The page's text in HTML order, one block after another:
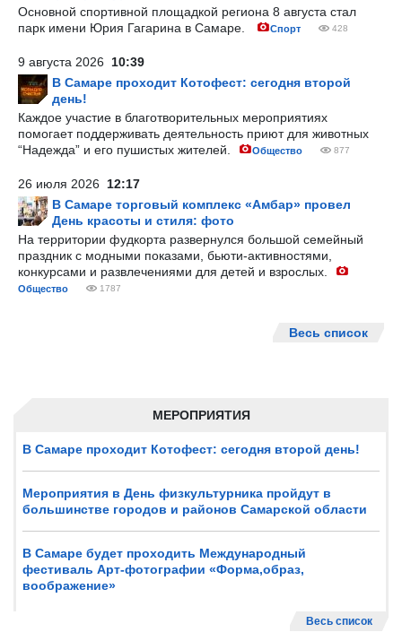
МЕРОПРИЯТИЯ
В Самаре проходит Котофест: сегодня второй день!
Мероприятия в День физкультурника пройдут в
большинстве городов и районов Самарской области
В Самаре будет проходить Международный
фестиваль Арт-фотографии «Форма,образ,
воображение»
Весь список
Основной спортивной площадкой региона 8 августа стал
парк имени Юрия Гагарина в Самаре.
Спорт 428
9 августа 2026 10:39
В Самаре проходит Котофест: сегодня второй
день!
Каждое участие в благотворительных мероприятиях
помогает поддерживать деятельность приют для животных
“Надежда” и его пушистых жителей.
Общество 877
26 июля 2026 12:17
В Самаре торговый комплекс «Амбар» провел
День красоты и стиля: фото
На территории фудкорта развернулся большой семейный
праздник с модными показами, бьюти-активностями,
конкурсами и развлечениями для детей и взрослых.
Общество 1787
Весь список